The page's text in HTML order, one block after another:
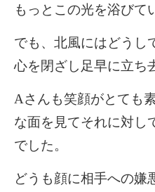
もっとこの光を浴びて
でも、北風にはどうし
心を閉ざし足早に立ち
Aさんも笑顔がとても
な面を見てそれに対し
でした。
どうも顔に相手への嫌